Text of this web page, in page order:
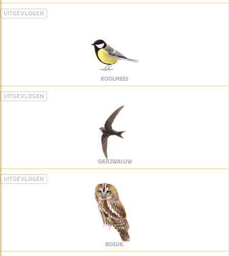
UITGEVLOGEN
KOOLMEES
UITGEVLOGEN
GIERZWALUW
UITGEVLOGEN
BOSUIL